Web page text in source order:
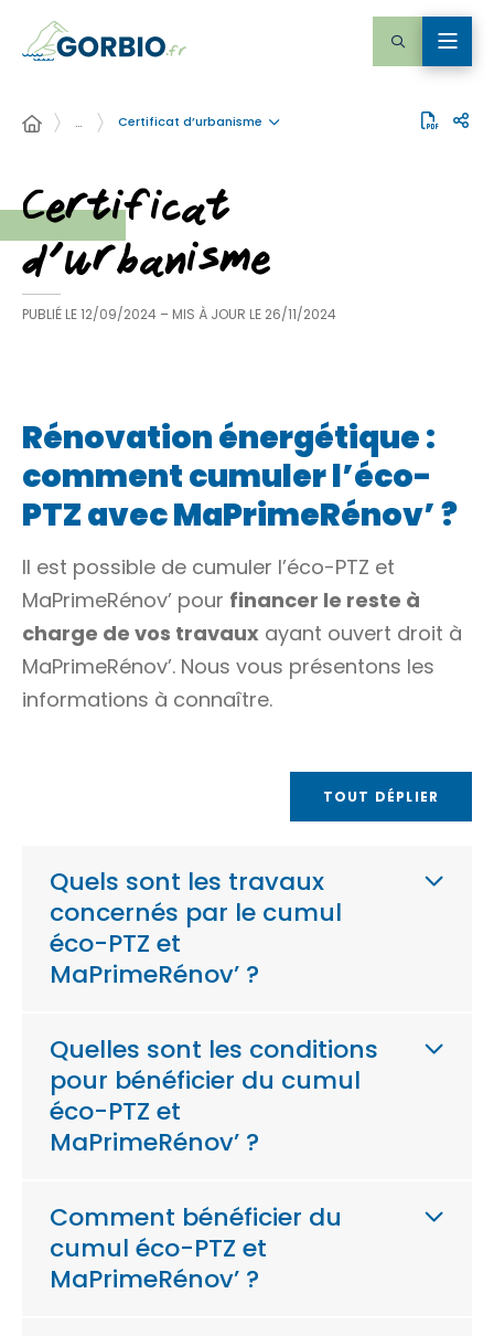
… Certificat d’urbanisme
Certificat
d’urbanisme
PUBLIÉ LE12/09/2024 – MIS À JOUR LE 26/11/2024
Rénovation énergétique :
comment cumuler l’éco-
PTZ avec MaPrimeRénov’ ?
Il est possible de cumuler l’éco-PTZ et
MaPrimeRénov’ pour financer le reste à
charge de vos travaux ayant ouvert droit à
MaPrimeRénov’. Nous vous présentons les
informations à connaître.
TOUT DÉPLIER
Quels sont les travaux
concernés par le cumul
éco-PTZ et
MaPrimeRénov’ ?
Quelles sont les conditions
pour bénéficier du cumul
éco-PTZ et
MaPrimeRénov’ ?
Comment bénéficier du
cumul éco-PTZ et
MaPrimeRénov’ ?